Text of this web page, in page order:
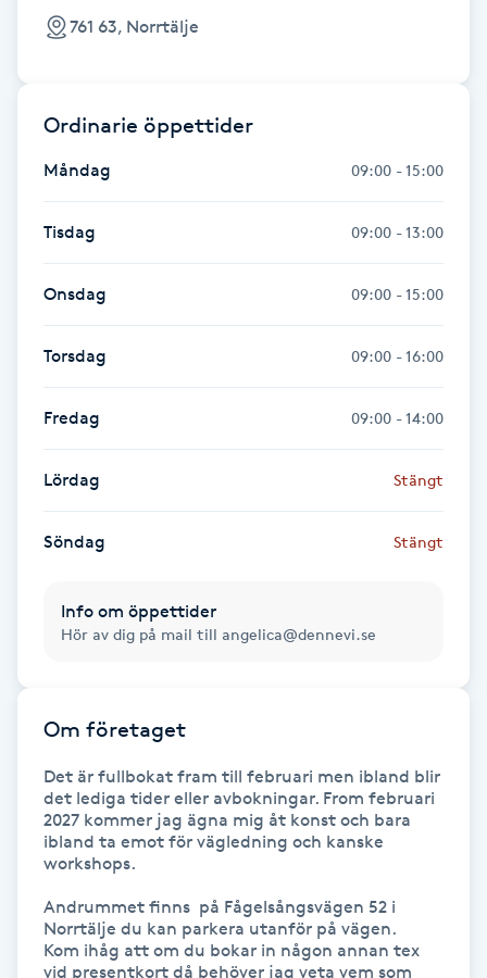
Fotsvamp
Fotvård
Fransborttagning
Fransfärgning
Fransförlängning
Fransförlängning Megavolym
Fransförlängning Volym
Fransk manikyr
Frekvensterapi
Friskvård
Frisör
Funktionsanalys
Färgning
761 63, Norrtälje
Ordinarie öppettider
Måndag 09:00 - 15:00
Tisdag 09:00 - 13:00
Onsdag 09:00 - 15:00
Torsdag 09:00 - 16:00
Fredag 09:00 - 14:00
Lördag Stängt
Söndag Stängt
Info om öppettider
Hör av dig på mail till angelica@dennevi.se
Om företaget
Det är fullbokat fram till februari men ibland blir
det lediga tider eller avbokningar. From februari
2027 kommer jag ägna mig åt konst och bara
ibland ta emot för vägledning och kanske
workshops.
Andrummet finns  på Fågelsångsvägen 52 i
Norrtälje du kan parkera utanför på vägen.
Kom ihåg att om du bokar in någon annan tex
vid presentkort då behöver jag veta vem som